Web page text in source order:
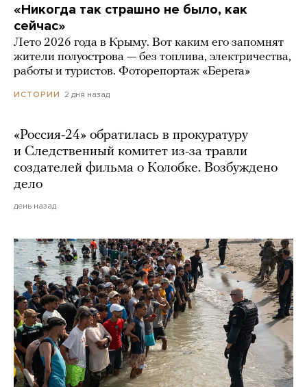
«Никогда так страшно не было, как
сейчас»
Лето 2026 года в Крыму. Вот каким его запомнят
жители полуострова — без топлива, электричества,
работы и туристов. Фоторепортаж «Берега»
ИСТОРИИ 2 дня назад
«Россия-24» обратилась в прокуратуру
и Следственный комитет из-за травли
создателей фильма о Колобке. Возбуждено
дело
день назад